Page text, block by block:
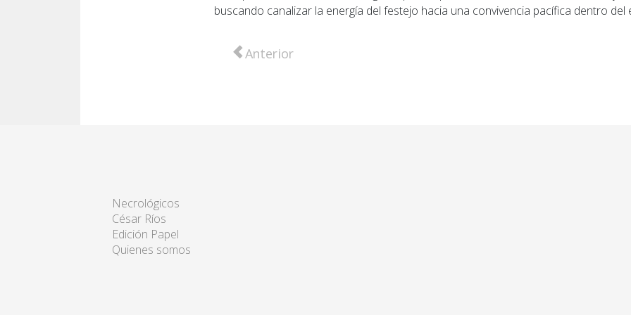
buscando canalizar la energía del festejo hacia una convivencia pacífica dentro del
Artículo anterior: Tensión en Capitán Bermúdez: Pullaro canceló
Anterior
Necrológicos
César Ríos
Edición Papel
Quienes somos